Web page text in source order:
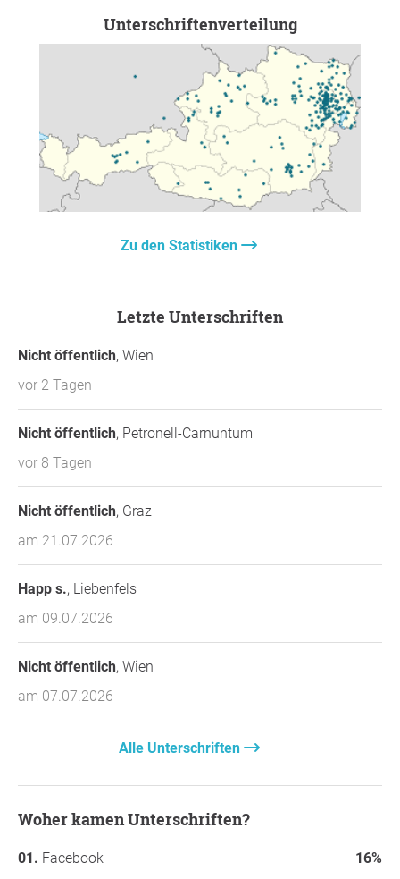
Unterschriftenverteilung
Zu den Statistiken
Letzte Unterschriften
Nicht öffentlich, Wien
vor 2 Tagen
Nicht öffentlich, Petronell-Carnuntum
vor 8 Tagen
Nicht öffentlich, Graz
am 21.07.2026
Happ s., Liebenfels
am 09.07.2026
Nicht öffentlich, Wien
am 07.07.2026
Alle Unterschriften
Woher kamen Unterschriften?
Facebook 16%